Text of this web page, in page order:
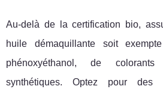
Au-delà de la certification bio,
huile démaquillante soit
phénoxyéthanol, de
synthétiques. Optez pour des